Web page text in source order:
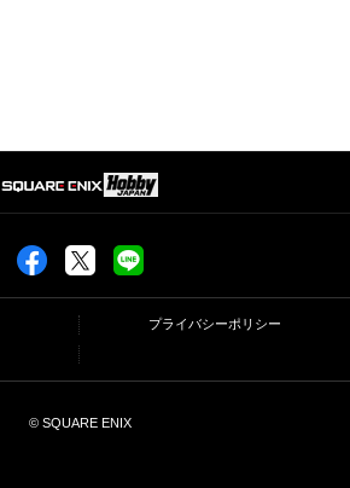
プライバシーポリシー
© SQUARE ENIX